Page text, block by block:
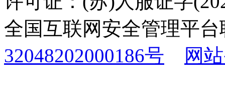
全国互联网安全管理平
32048202000186号
网